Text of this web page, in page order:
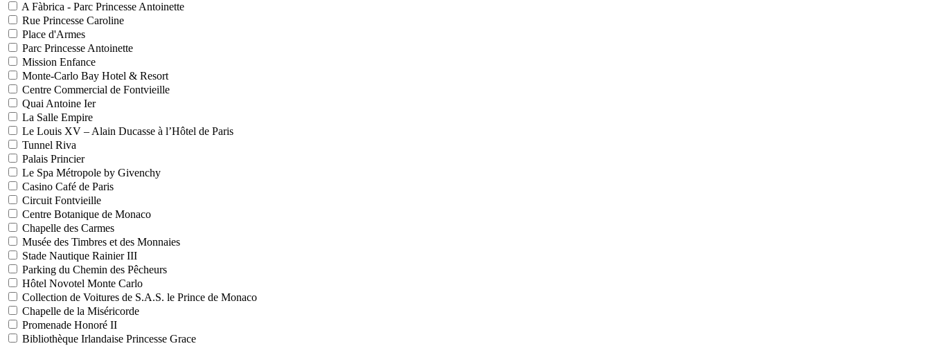
A Fàbrica - Parc Princesse Antoinette
Rue Princesse Caroline
Place d'Armes
Parc Princesse Antoinette
Mission Enfance
Monte-Carlo Bay Hotel & Resort
Centre Commercial de Fontvieille
Quai Antoine Ier
La Salle Empire
Le Louis XV – Alain Ducasse à l’Hôtel de Paris
Tunnel Riva
Palais Princier
Le Spa Métropole by Givenchy
Casino Café de Paris
Circuit Fontvieille
Centre Botanique de Monaco
Chapelle des Carmes
Musée des Timbres et des Monnaies
Stade Nautique Rainier III
Parking du Chemin des Pêcheurs
Hôtel Novotel Monte Carlo
Collection de Voitures de S.A.S. le Prince de Monaco
Chapelle de la Miséricorde
Promenade Honoré II
Bibliothèque Irlandaise Princesse Grace